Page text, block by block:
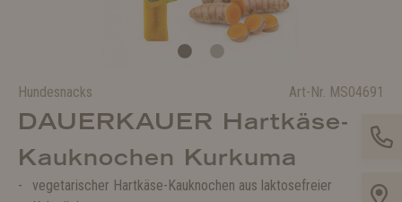
Hundesnacks Art-Nr. MS04691
DAUERKAUER Hartkäse-
Kauknochen Kurkuma
vegetarischer Hartkäse-Kauknochen aus laktosefreier